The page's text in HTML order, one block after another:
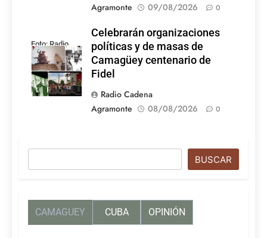
Agramonte
09/08/2026 0
Foto: Radio
Rebelde
Celebrarán organizaciones
políticas y de masas de
Camagüey centenario de
Fidel
Radio Cadena
Agramonte
08/08/2026 0
BUSCAR
CAMAGUEY CUBA OPINIÓN